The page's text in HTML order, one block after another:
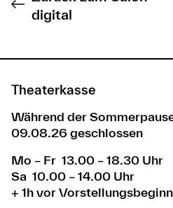
digital
Theaterkasse
Während der
09.08.26 geschlossen
Mo – Fr 13.00 – 18.30 Uhr
Sa 10.00 – 14.00 Uhr
+ 1h vor Vorstellungsbeginn